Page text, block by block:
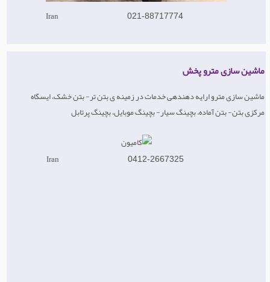
Iran 021-88717774
ماشین سازی مترو پخش
ماشین سازی مترو ارایه دهندهی خدمات در زمینه ی بتن تر- بتن خشک، ایسگاه
مرکزی بتن- بتن آماده، بچینگ سیار- بچینگ موبایل، بچینگ پرتابل
Iran 0412-2667325